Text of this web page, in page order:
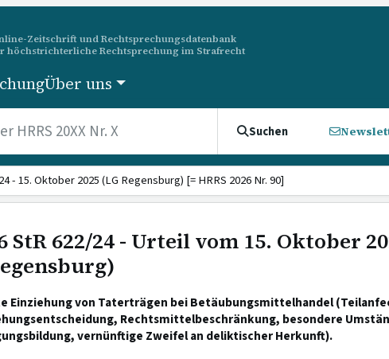
Zeitschrift und Rechtsprechungsdatenbank
höchstrichterliche Rechtsprechung im Strafrecht
Über uns
Suchen
- 15. Oktober 2025 (LG Regensburg) [= HRRS 2026 Nr. 90]
StR 622/24 - Urteil vom 15. Oktober
Einziehung von Taterträgen bei Betäubungsmittelhandel
Rechtsmittelbeschränkung, besondere
vernünftige Zweifel an deliktischer Herkunft).